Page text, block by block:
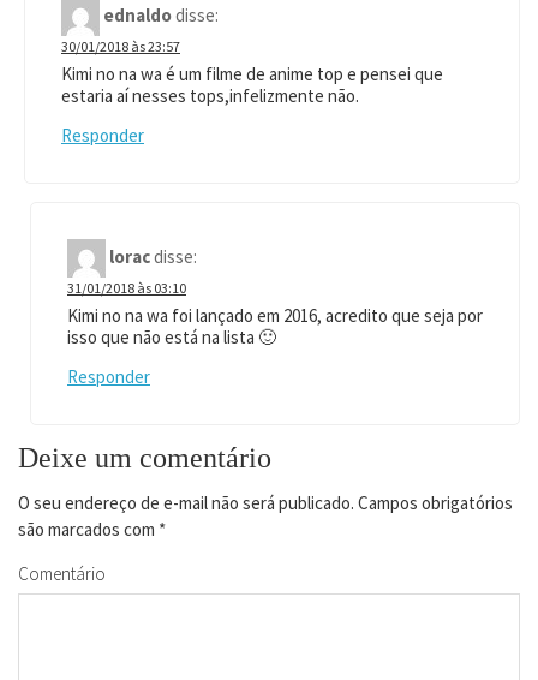
ednaldodisse:
30/01/2018 às 23:57
Kimi no na wa é um filme de anime top e pensei que
estaria aí nesses tops,infelizmente não.
Responder
loracdisse:
31/01/2018 às 03:10
Kimi no na wa foi lançado em 2016, acredito que seja por
isso que não está na lista 🙂
Responder
Deixe um comentário
O seu endereço de e-mail não será publicado. Campos obrigatórios
são marcados com *
Comentário